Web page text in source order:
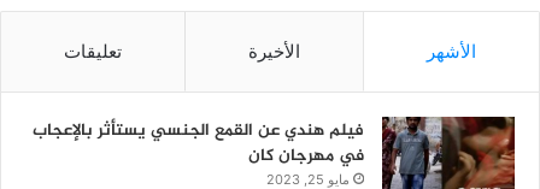
الأشهر الأخيرة تعليقات
فيلم هندي عن القمع الجنسي يستأثر بالإعجاب
في مهرجان كان
مايو 25, 2023